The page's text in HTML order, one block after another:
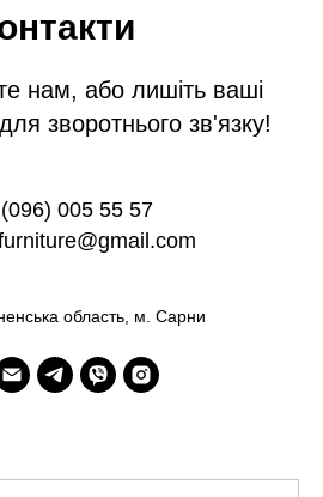
нам, або лишіть ваші
зворотнього зв'язку!
005 55 57
область, м. Сарни